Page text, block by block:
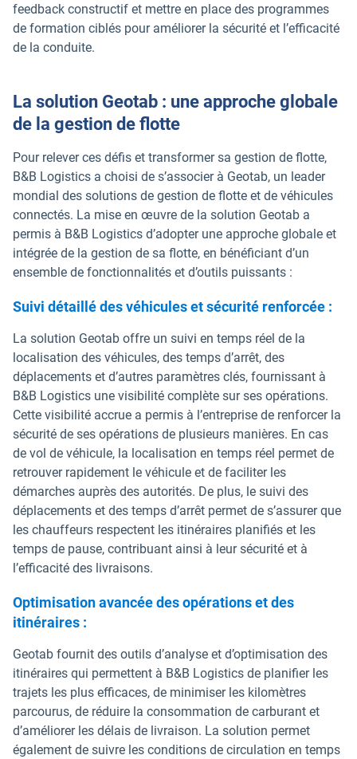
feedback constructif et mettre en place des programmes
de formation ciblés pour améliorer la sécurité et l’efficacité
de la conduite.
La solution Geotab : une approche globale
de la gestion de flotte
Pour relever ces défis et transformer sa gestion de flotte,
B&B Logistics a choisi de s’associer à Geotab, un leader
mondial des solutions de gestion de flotte et de véhicules
connectés. La mise en œuvre de la solution Geotab a
permis à B&B Logistics d’adopter une approche globale et
intégrée de la gestion de sa flotte, en bénéficiant d’un
ensemble de fonctionnalités et d’outils puissants :
Suivi détaillé des véhicules et sécurité renforcée :
La solution Geotab offre un suivi en temps réel de la
localisation des véhicules, des temps d’arrêt, des
déplacements et d’autres paramètres clés, fournissant à
B&B Logistics une visibilité complète sur ses opérations.
Cette visibilité accrue a permis à l’entreprise de renforcer la
sécurité de ses opérations de plusieurs manières. En cas
de vol de véhicule, la localisation en temps réel permet de
retrouver rapidement le véhicule et de faciliter les
démarches auprès des autorités. De plus, le suivi des
déplacements et des temps d’arrêt permet de s’assurer que
les chauffeurs respectent les itinéraires planifiés et les
temps de pause, contribuant ainsi à leur sécurité et à
l’efficacité des livraisons.
Optimisation avancée des opérations et des
itinéraires :
Geotab fournit des outils d’analyse et d’optimisation des
itinéraires qui permettent à B&B Logistics de planifier les
trajets les plus efficaces, de minimiser les kilomètres
parcourus, de réduire la consommation de carburant et
d’améliorer les délais de livraison. La solution permet
également de suivre les conditions de circulation en temps